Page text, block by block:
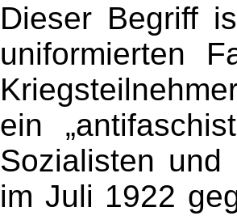
Dieser Begriff
uniformierten
ein
Sozialisten und
im Juli 1922